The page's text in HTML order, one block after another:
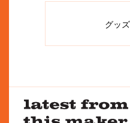
グッ